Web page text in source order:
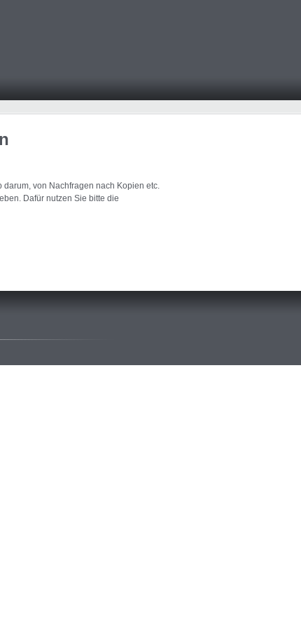
von Nachfragen nach Kopien etc.
Dafür nutzen Sie bitte die